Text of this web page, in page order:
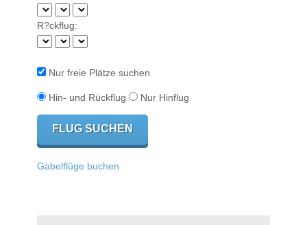
R?ckflug:
Nur freie Plätze suchen
Hin- und Rückflug Nur Hinflug
Gabelflüge buchen